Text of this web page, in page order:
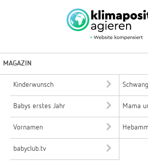
MAGAZIN
Kinderwunsch
Babys erstes Jahr Mama
Vornamen
babyclub.tv